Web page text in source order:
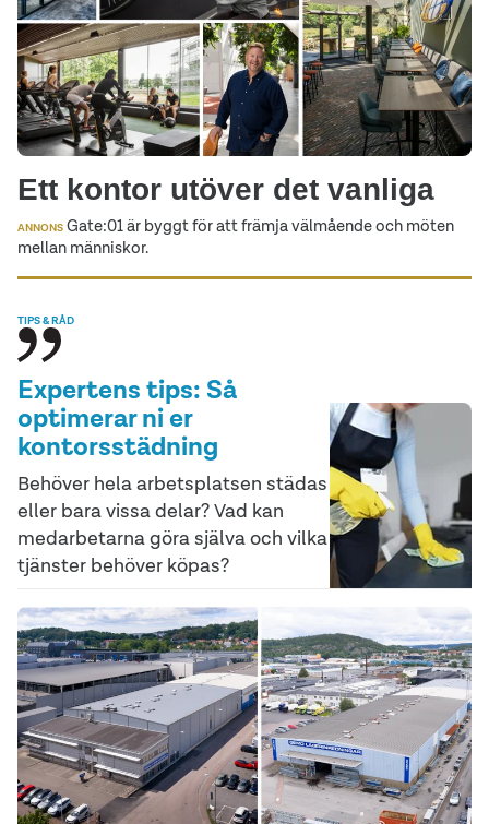
Ett kontor utöver det vanliga
ANNONS Gate:01 är byggt för att främja välmående och möten
mellan människor.
TIPS & RÅD
Expertens tips: Så
optimerar ni er
kontorsstädning
Behöver hela arbetsplatsen städas
eller bara vissa delar? Vad kan
medarbetarna göra själva och vilka
tjänster behöver köpas?